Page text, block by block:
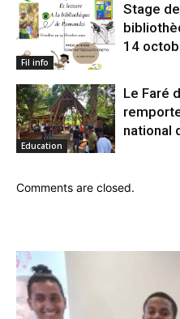
Fil info
Stage
14
Education
Le Faré
national
Comments are closed.